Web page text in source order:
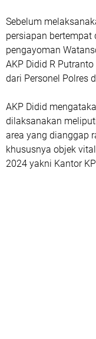
Sebelum
persiapan bertempat
pengayoman
AKP Didid R
dari Personel Polres
AKP Didid
dilaksanakan
area yang dianggap
khususnya objek
2024 yakni Kantor